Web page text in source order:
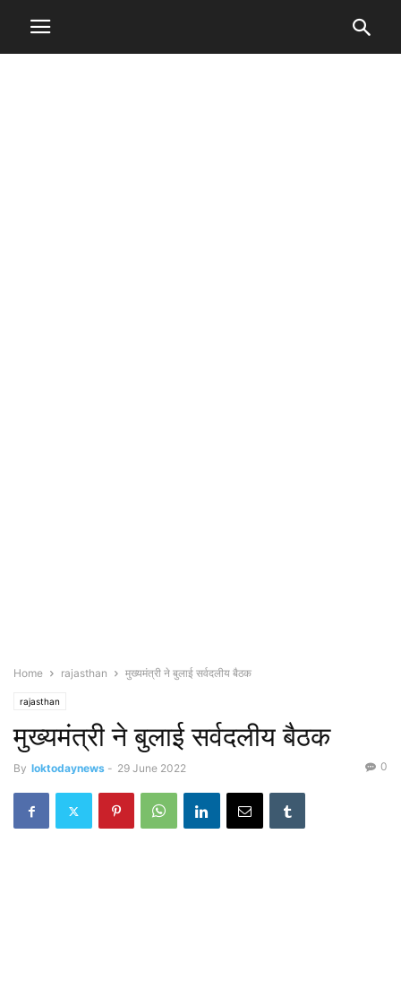
Home rajasthan मुख्यमंत्री ने बुलाई सर्वदलीय बैठक
rajasthan
मुख्यमंत्री ने बुलाई सर्वदलीय बैठक
By loktodaynews - 29 June 2022 0